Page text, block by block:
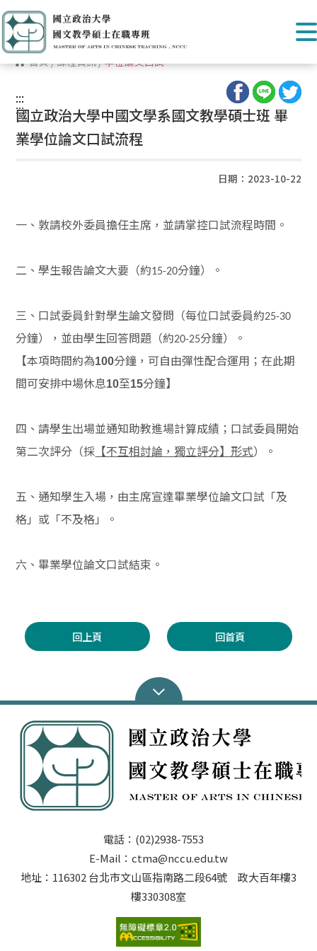
首頁/課程資訊/學位論文口試
:::
:::
國立政治大學中國文學系國文教學碩士班 畢
業學位論文口試流程
日期：2023-10-22
一、敦請校外委員擔任主席，並請掌控口試流程時間。
二、學生報告論文大要（約15-20分鐘）。
三、口試委員針對學生論文發問（每位口試委員約25-30
分鐘），並由學生回答問題（約20-25分鐘）。
【本項時間約為100分鐘，可自由彈性配合運用；在此期
間可安排中場休息10至15分鐘】
四、請學生出場並通知助教進場計算成績；口試委員開始
第二次評分（採 【不互相討論，獨立評分】形式）。
五、通知學生入場，由主席宣達畢業學位論文口試「及
格」或「不及格」。
六、畢業學位論文口試結束。
回上頁 回首頁
電話：(02)2938-7553
E-Mail：ctma@nccu.edu.tw
地址：116302 台北市文山區指南路二段64號 政大百年樓3
樓330308室